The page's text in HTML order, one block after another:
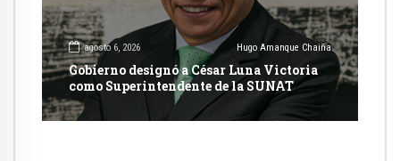
agosto 6, 2026 Hugo Amanque Chaiña
Gobierno designó a César Luna Victoria
como Superintendente de la SUNAT